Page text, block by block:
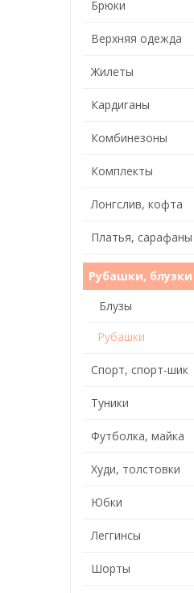
Брюки
Верхняя одежда
Жилеты
Кардиганы
Комбинезоны
Комплекты
Лонгслив, кофта
Платья, сарафаны
Рубашки, блузки
Блузы
Рубашки
Спорт, спорт-шик
Туники
Футболка, майка
Худи, толстовки
Юбки
Леггинсы
Шорты